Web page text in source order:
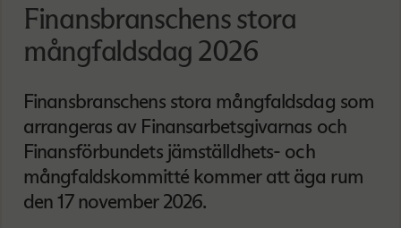
Finansbranschens stora
mångfaldsdag 2026
Finansbranschens stora mångfaldsdag som
arrangeras av Finansarbetsgivarnas och
Finansförbundets jämställdhets- och
mångfaldskommitté kommer att äga rum
den 17 november 2026.